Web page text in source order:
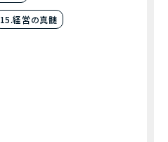
15.経営の真髄